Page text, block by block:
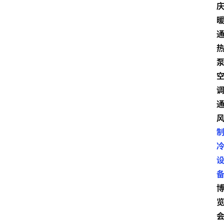
庆
暖
通
热
泵
空
调
通
风
制
冷
设
备
博
览
会